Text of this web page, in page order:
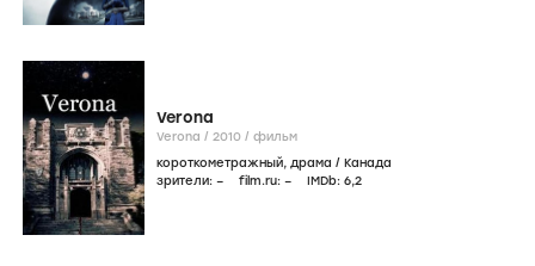
Verona
Verona / 2010 / фильм
короткометражный, драма / Канада
зрители: – film.ru: – IMDb: 6,2